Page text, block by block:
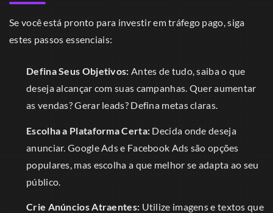
Se você está pronto para investir em tráfego pago, siga
estes passos essenciais:
Defina Seus Objetivos: Antes de tudo, saiba o que
deseja alcançar com suas campanhas. Quer aumentar
as vendas? Gerar leads? Defina metas claras.
Escolha a Plataforma Certa: Decida onde deseja
anunciar. Google Ads e Facebook Ads são opções
populares, mas escolha a que melhor se adapta ao seu
público.
Crie Anúncios Atraentes: Utilize imagens e textos que